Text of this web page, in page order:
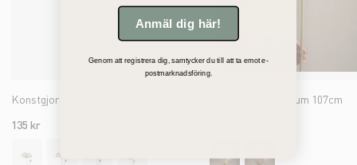
Konstgjord vit Allium 70cm
135 kr
Konstgjord vit Allium 107cm
Anmäl dig här!
Genom att registrera dig, samtycker du till att ta emot e-
postmarknadsföring.